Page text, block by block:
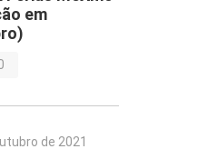
em
de 2021